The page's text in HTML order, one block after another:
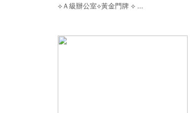
⟡Ａ級辦公室⟡黃金門牌 ⟡ ...